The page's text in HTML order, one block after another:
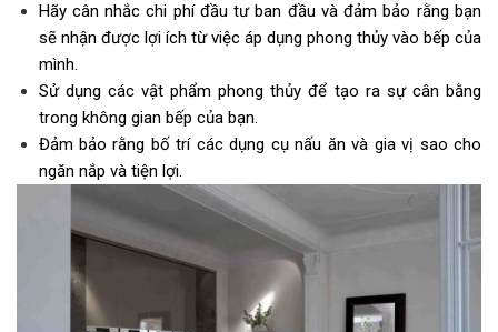
Hãy cân nhắc chi phí đầu tư ban đầu và đảm bảo rằng bạn
sẽ nhận được lợi ích từ việc áp dụng phong thủy vào bếp của
mình.
Sử dụng các vật phẩm phong thủy để tạo ra sự cân bằng
trong không gian bếp của bạn.
Đảm bảo rằng bố trí các dụng cụ nấu ăn và gia vị sao cho
ngăn nắp và tiện lợi.